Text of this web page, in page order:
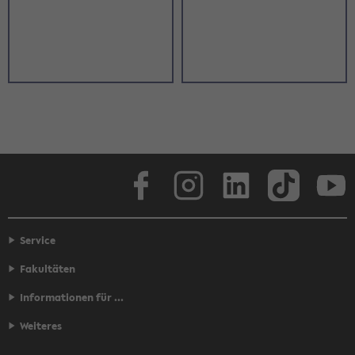
Face­book LinkedIn
Service
Fakultäten
Informationen für ...
Weiteres